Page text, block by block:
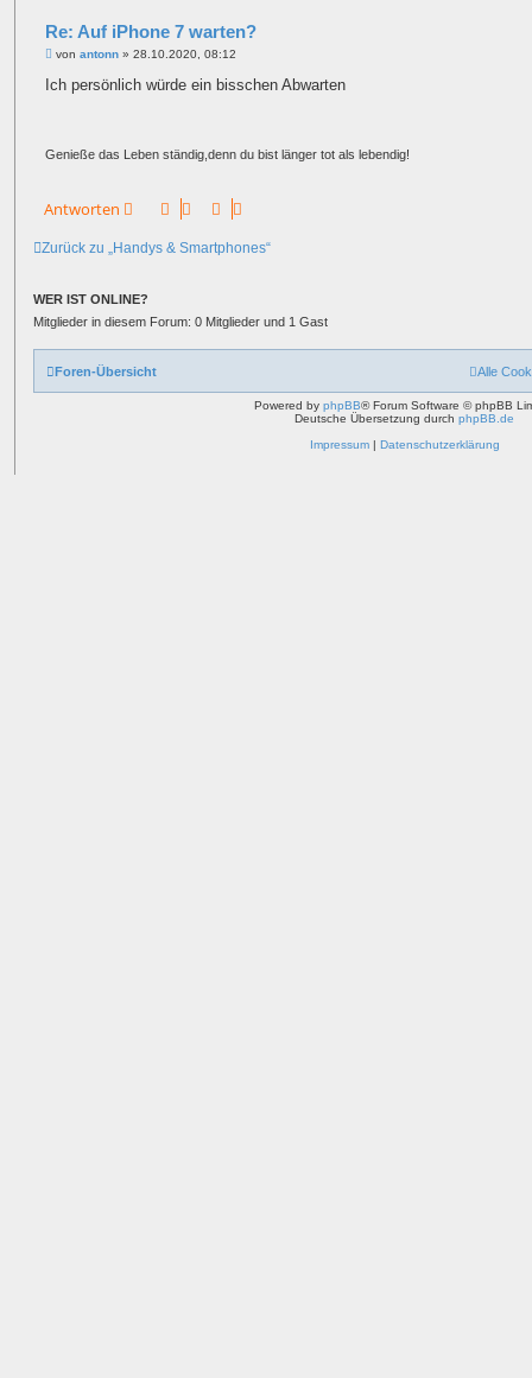
Re: Auf iPhone 7 warten?
B
i
von antonn » 28.10.2020, 08:12
Ich persönlich würde ein bisschen Abwarten
Genieße das Leben ständig,denn du bist länger tot als lebendig!
Antworten
Zurück zu „Handys & Smartphones“
WER IST ONLINE?
Mitglieder in diesem Forum: 0 Mitglieder und 1 Gast
Foren-Übersicht Alle
Powered by phpBB® Forum Software © phpBB
Deutsche Übersetzung durch phpBB.de
Impressum| Datenschutzerklärung